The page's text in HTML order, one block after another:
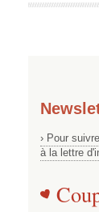
› Pour
à la lettre